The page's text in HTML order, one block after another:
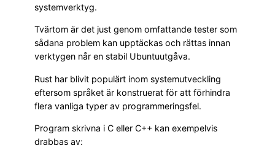
systemverktyg.
Tvärtom är det just genom omfattande tester som
sådana problem kan upptäckas och rättas innan
verktygen når en stabil Ubuntuutgåva.
Rust har blivit populärt inom systemutveckling
eftersom språket är konstruerat för att förhindra
flera vanliga typer av programmeringsfel.
Program skrivna i C eller C++ kan exempelvis
drabbas av: